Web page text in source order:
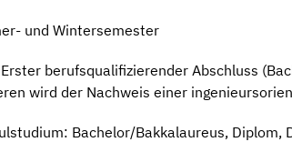
und Wintersemester
berufsqualifizierender Abschluss
wird der Nachweis einer
Bachelor/Bakkalaureus,